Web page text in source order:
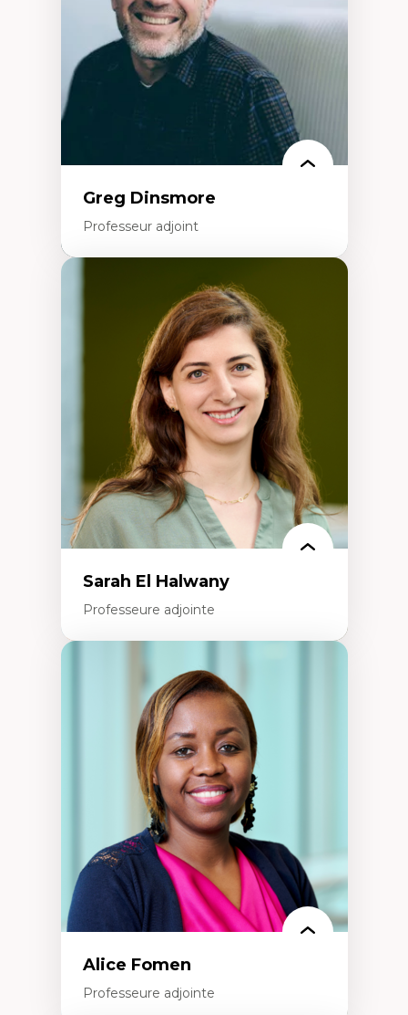
Formation à l’enseignement en contexte
francophone minoritaire
Identité linguistique et culturelle
Recherche-action et approches
participatives
Leadership éducatif et pratiques réflexives
Éducation durable et bien-être en
Greg Dinsmore
Professeur adjoint
Fragmentation des auditoires médiatiques
Analyse multi-plateforme des auditoires
médiatiques
Analyse des comportements numériques à
travers les données massives et l’IA
Recherche quantitative et qualitative sur
les auditoires médiatiques
Épistémologie des techniques de recherche
numérique et l’IA
Théorie des droits de la personne
La pensée politique d’Hannah Arendt
La pensée politique à l’ère numérique
Justice internationale et normes
internationales
Sarah El Halwany
Professeure adjointe
Les apports pédagogiques des théories de
l'affect, du posthumanisme, du féminisme
dans l'éducation aux sciences
L'apprentissage des sciences/STIM dans une
perspective socioécologique de care
L’insertion professionnelle des
enseignant.e.s
Alice Fomen
Professeure adjointe